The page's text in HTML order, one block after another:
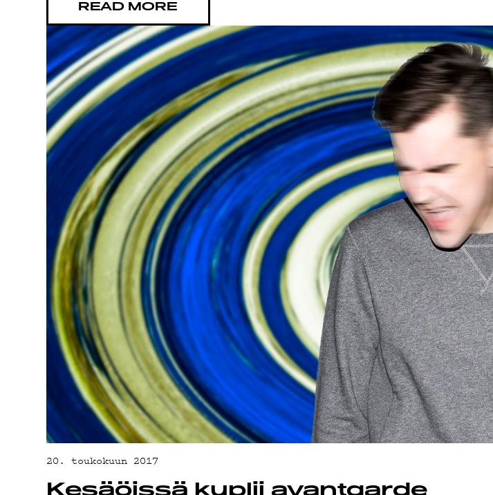
READ MORE
20. toukokuun 2017
Kesäöissä kuplii avantgarde